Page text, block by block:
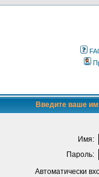
Введите ваше
Имя:
Пароль:
Автоматически